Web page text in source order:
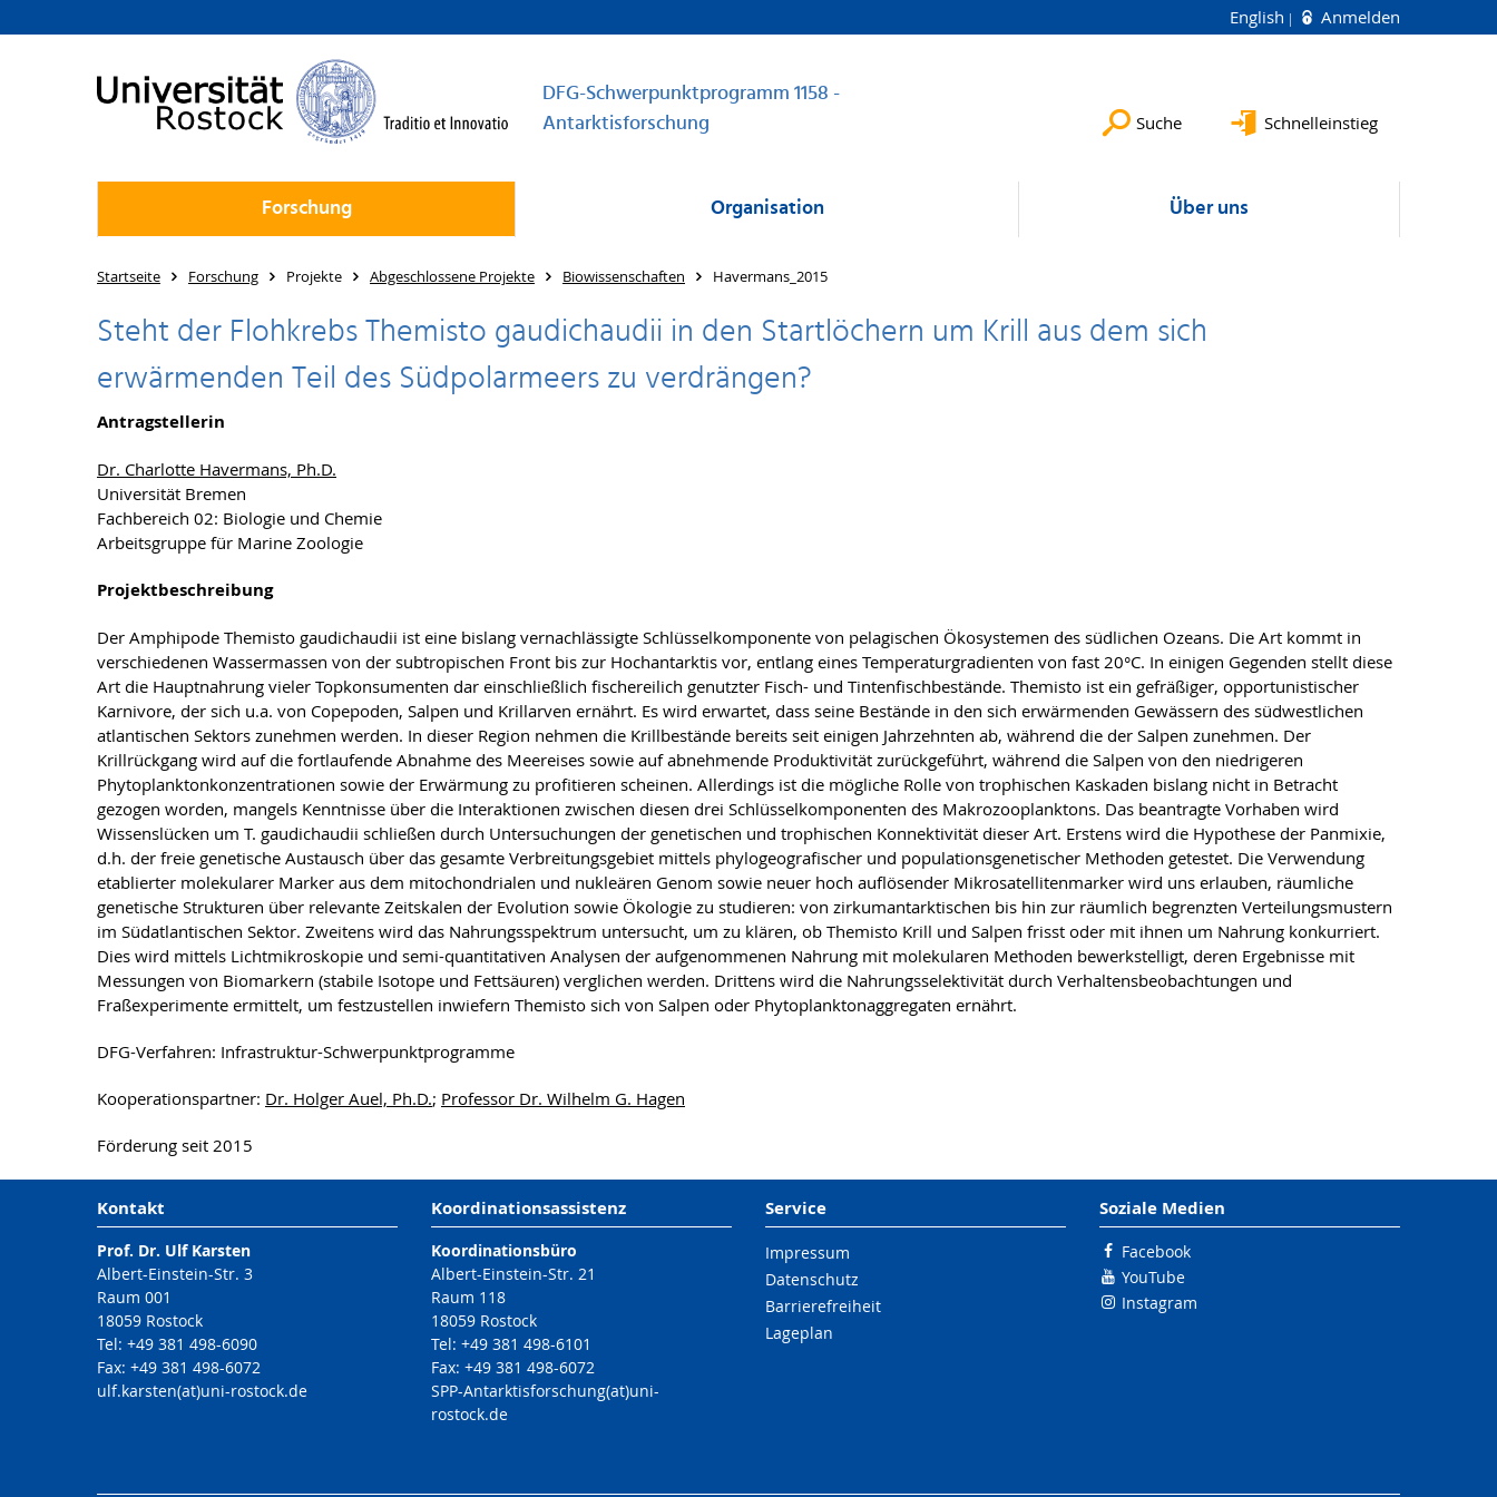
English Anmelden
DFG-Schwerpunktprogramm 1158 -
Antarktisforschung
Suche Schnelleinstieg
Forschung Organisation Über uns
Startseite Forschung Projekte Abgeschlossene Projekte Biowissenschaften Havermans_2015
Steht der Flohkrebs Themisto gaudichaudii in den Startlöchern um Krill aus dem sich
erwärmenden Teil des Südpolarmeers zu verdrängen?
Antragstellerin
Dr. Charlotte Havermans, Ph.D.
Universität Bremen
Fachbereich 02: Biologie und Chemie
Arbeitsgruppe für Marine Zoologie
Projektbeschreibung
Der Amphipode Themisto gaudichaudii ist eine bislang vernachlässigte Schlüsselkomponente von pelagischen Ökosystemen des südlichen Ozeans. Die Art kommt in
verschiedenen Wassermassen von der subtropischen Front bis zur Hochantarktis vor, entlang eines Temperaturgradienten von fast 20°C. In einigen Gegenden stellt diese
Art die Hauptnahrung vieler Topkonsumenten dar einschließlich fischereilich genutzter Fisch- und Tintenfischbestände. Themisto ist ein gefräßiger, opportunistischer
Karnivore, der sich u.a. von Copepoden, Salpen und Krillarven ernährt. Es wird erwartet, dass seine Bestände in den sich erwärmenden Gewässern des südwestlichen
atlantischen Sektors zunehmen werden. In dieser Region nehmen die Krillbestände bereits seit einigen Jahrzehnten ab, während die der Salpen zunehmen. Der
Krillrückgang wird auf die fortlaufende Abnahme des Meereises sowie auf abnehmende Produktivität zurückgeführt, während die Salpen von den niedrigeren
Phytoplanktonkonzentrationen sowie der Erwärmung zu profitieren scheinen. Allerdings ist die mögliche Rolle von trophischen Kaskaden bislang nicht in Betracht
gezogen worden, mangels Kenntnisse über die Interaktionen zwischen diesen drei Schlüsselkomponenten des Makrozooplanktons. Das beantragte Vorhaben wird
Wissenslücken um T. gaudichaudii schließen durch Untersuchungen der genetischen und trophischen Konnektivität dieser Art. Erstens wird die Hypothese der Panmixie,
d.h. der freie genetische Austausch über das gesamte Verbreitungsgebiet mittels phylogeografischer und populationsgenetischer Methoden getestet. Die Verwendung
etablierter molekularer Marker aus dem mitochondrialen und nukleären Genom sowie neuer hoch auflösender Mikrosatellitenmarker wird uns erlauben, räumliche
genetische Strukturen über relevante Zeitskalen der Evolution sowie Ökologie zu studieren: von zirkumantarktischen bis hin zur räumlich begrenzten Verteilungsmustern
im Südatlantischen Sektor. Zweitens wird das Nahrungsspektrum untersucht, um zu klären, ob Themisto Krill und Salpen frisst oder mit ihnen um Nahrung konkurriert.
Dies wird mittels Lichtmikroskopie und semi-quantitativen Analysen der aufgenommenen Nahrung mit molekularen Methoden bewerkstelligt, deren Ergebnisse mit
Messungen von Biomarkern (stabile Isotope und Fettsäuren) verglichen werden. Drittens wird die Nahrungsselektivität durch Verhaltensbeobachtungen und
Fraßexperimente ermittelt, um festzustellen inwiefern Themisto sich von Salpen oder Phytoplanktonaggregaten ernährt.
DFG-Verfahren: Infrastruktur-Schwerpunktprogramme
Kooperationspartner: Dr. Holger Auel, Ph.D.; Professor Dr. Wilhelm G. Hagen
Förderung seit 2015
Kontakt
Prof. Dr. Ulf Karsten
Albert-Einstein-Str. 3
Raum 001
18059 Rostock
Tel: +49 381 498-6090
Fax: +49 381 498-6072
ulf.karsten(at)uni-rostock.de
Koordinationsassistenz
Koordinationsbüro
Albert-Einstein-Str. 21
Raum 118
18059 Rostock
Tel: +49 381 498-6101
Fax: +49 381 498-6072
SPP-Antarktisforschung(at)uni-
rostock.de
Service
Impressum
Datenschutz
Barrierefreiheit
Lageplan
Soziale Medien
Facebook
YouTube
Instagram